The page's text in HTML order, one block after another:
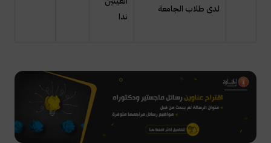
لدى طلاب الجامعة
ندا